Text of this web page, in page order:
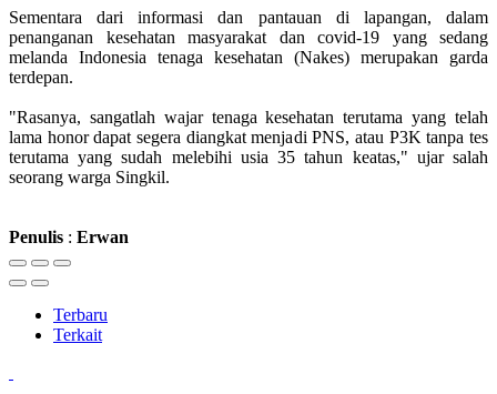
Sementara dari informasi dan pantauan di lapangan, dalam
penanganan kesehatan masyarakat dan covid-19 yang sedang
melanda Indonesia tenaga kesehatan (Nakes) merupakan garda
terdepan.
"Rasanya, sangatlah wajar tenaga kesehatan terutama yang telah
lama honor dapat segera diangkat menjadi PNS, atau P3K tanpa tes
terutama yang sudah melebihi usia 35 tahun keatas," ujar salah
seorang warga Singkil.
Penulis : Erwan
Terbaru
Terkait